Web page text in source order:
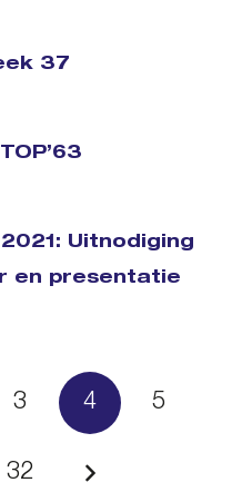
37
Uitnodiging
en presentatie
3 4 5
32